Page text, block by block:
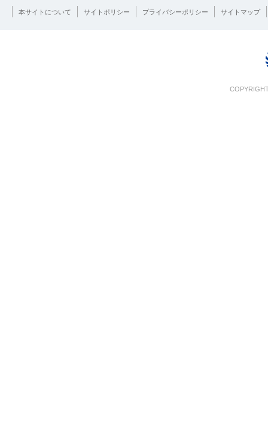
本サイトについて サイトポリシー プライバシーポリシー サイトマップ